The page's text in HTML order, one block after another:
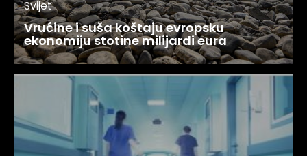
Svijet
Vrućine i suša koštaju evropsku
ekonomiju stotine milijardi eura